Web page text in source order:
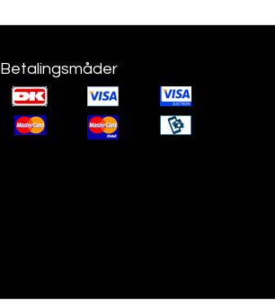
Betalingsmåder